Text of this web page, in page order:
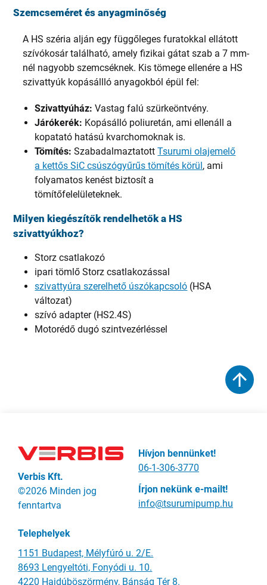
Szemcseméret és anyagminőség
A HS széria alján egy függőleges furatokkal ellátott
szívókosár található, amely fizikai gátat szab a 7 mm-
nél nagyobb szemcséknek. Kis tömege ellenére a HS
szivattyúk kopásállló anyagokból épül fel:
Szivattyúház: Vastag falú szürkeöntvény.
Járókerék: Kopásálló poliuretán, ami ellenáll a
kopatató hatású kvarchomoknak is.
Tömítés: SzabadalmaztatottTsurumi olajemelő
a kettős SiC csúszógyűrűs tömítés körül, ami
folyamatos kenést biztosít a
tömítőfelelületeknek.
Milyen kiegészítők rendelhetők a HS
szivattyúkhoz?
Storz csatlakozó
ipari tömlő Storz csatlakozással
szivattyúra szerelhető úszókapcsoló (HSA
változat)
szívó adapter (HS2.4S)
Motorédő dugó szintvezérléssel
Verbis Kft.
©2026 Minden jog
fenntartva
Hívjon bennünket!
06-1-306-3770
Írjon nekünk e-mailt!
info@tsurumipump.hu
Telephelyek
1151 Budapest, Mélyfúró u. 2/E.
8693 Lengyeltóti, Fonyódi u. 10.
4220 Hajdúböszörmény, Bánság Tér 8.